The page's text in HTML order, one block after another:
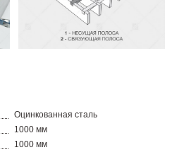
Оцинкованная сталь
1000 мм
1000 мм